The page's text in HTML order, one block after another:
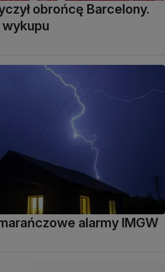
obrońcę Barcelony.
alarmy IMGW